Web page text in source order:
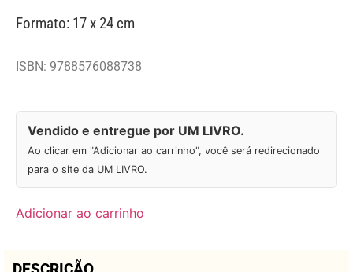
Formato: 17 x 24 cm
ISBN: 9788576088738
Vendido e entregue por UM LIVRO.
Ao clicar em "Adicionar ao carrinho", você será redirecionado
para o site da UM LIVRO.
Adicionar ao carrinho